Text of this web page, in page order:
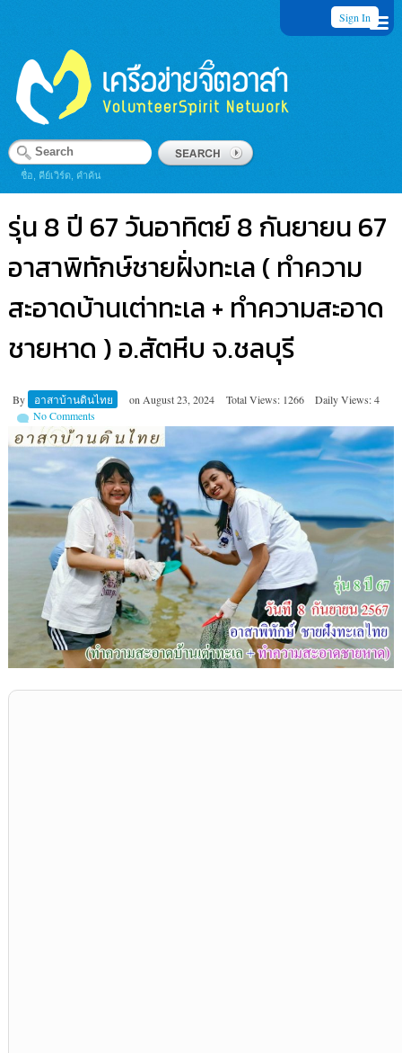
Sign In
ชื่อ, คีย์เวิร์ด, คำค้น
รุ่น 8 ปี 67 วันอาทิตย์ 8 กันยายน 67
อาสาพิทักษ์ชายฝั่งทะเล ( ทำความ
สะอาดบ้านเต่าทะเล + ทำความสะอาด
ชายหาด ) อ.สัตหีบ จ.ชลบุรี
By อาสาบ้านดินไทย on August 23, 2024 Total Views: 1266
Daily Views: 4
No Comments